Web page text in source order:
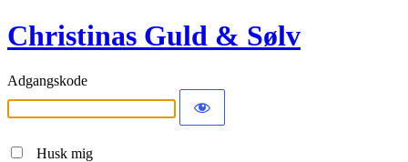
Christinas Guld & Sølv
Adgangskode
Husk mig